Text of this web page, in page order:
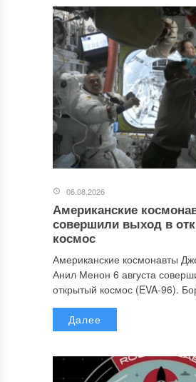
06.08.2026
Американские
совершили выход в
космос
Американские космонавты
Анил Менон 6 августа
открытый космос (EVA-96).
Далее